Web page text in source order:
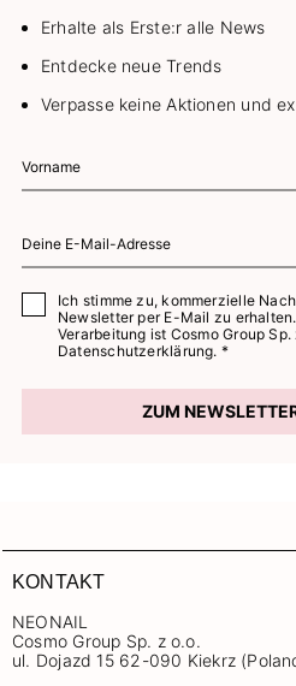
Erhalte als Erste:r alle News
Entdecke neue Trends
Verpasse keine Aktionen und
Ich stimme zu, kommerzielle
Newsletter per E-Mail zu
Verarbeitung ist Cosmo Group
Datenschutzerklärung. *
ZUM
KONTAKT
NEONAIL
Cosmo Group Sp. z o.o.
ul. Dojazd 15 62-090 Kiekrz